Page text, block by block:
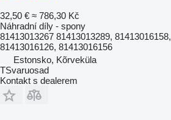
32,50 € ≈ 786,30 Kč
Náhradní díly - spony
81413013267 81413013289,
81413016126, 81413016156
Estonsko, Kõrveküla
TSvaruosad
Kontakt s dealerem